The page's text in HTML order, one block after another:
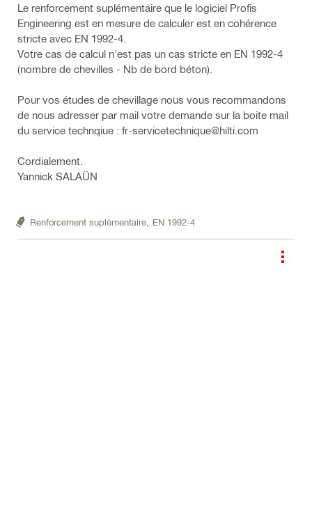
Le renforcement suplémentaire que le logiciel Profis
Engineering est en mesure de calculer est en cohérence
stricte avec EN 1992-4.
Votre cas de calcul n'est pas un cas stricte en EN 1992-4
(nombre de chevilles - Nb de bord béton).
Pour vos études de chevillage nous vous recommandons
de nous adresser par mail votre demande sur la boite mail
du service technqiue : fr-servicetechnique@hilti.com
Cordialement.
Yannick SALAÜN
Renforcement suplémentaire, EN 1992-4